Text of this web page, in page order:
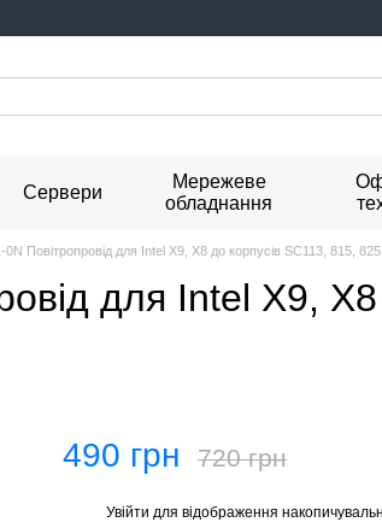
Сервери
Мережеве
обладнання
Повітропровід для Intel X9, X8 до корпусів SC113, 815,
для Intel X9, X8
490 грн 720 грн
Увійти для відображення